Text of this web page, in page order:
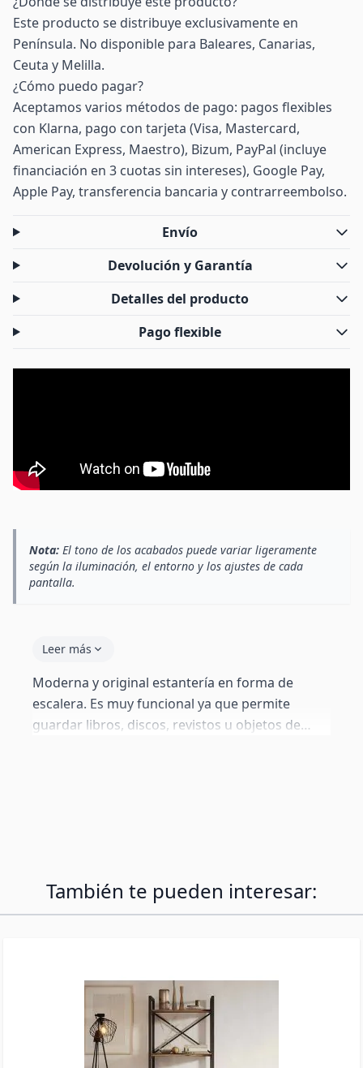
Este producto se distribuye exclusivamente en
Península. No disponible para Baleares, Canarias,
Ceuta y Melilla.
¿Cómo puedo pagar?
Aceptamos varios métodos de pago: pagos flexibles
con Klarna, pago con tarjeta (Visa, Mastercard,
American Express, Maestro), Bizum, PayPal (incluye
financiación en 3 cuotas sin intereses), Google Pay,
Apple Pay, transferencia bancaria y contrarreembolso.
Envío
Devolución y Garantía
Detalles del producto
Pago flexible
Nota: El tono de los acabados puede variar ligeramente
según la iluminación, el entorno y los ajustes de cada
pantalla.
Leer más
Moderna y original estantería en forma de
escalera. Es muy funcional ya que permite
guardar libros, discos, revistos u objetos de
También te pueden interesar: